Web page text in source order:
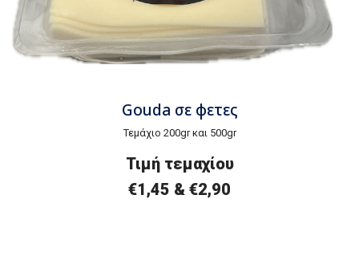
Gouda σε φετες
Τεμάχιο 200gr και 500gr
Τιμή τεμαχίου
€1,45 & €2,90